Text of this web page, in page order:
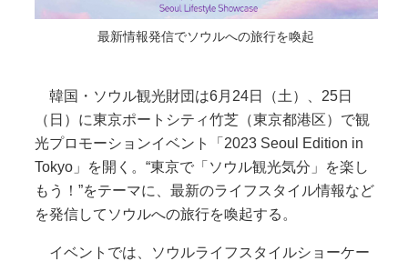
最新情報発信でソウルへの旅行を喚起
韓国・ソウル観光財団は6月24日（土）、25日
（日）に東京ポートシティ竹芝（東京都港区）で観
光プロモーションイベント「2023 Seoul Edition in
Tokyo」を開く。“東京で「ソウル観光気分」を楽し
もう！”をテーマに、最新のライフスタイル情報など
を発信してソウルへの旅行を喚起する。
イベントでは、ソウルライフスタイルショーケー